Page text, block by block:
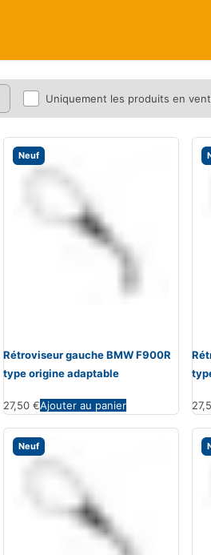
Uniquement les produits en
Neuf
Rétroviseur gauche BMW F900R
type origine adaptable
27,50 €Ajouter au panier
Neuf